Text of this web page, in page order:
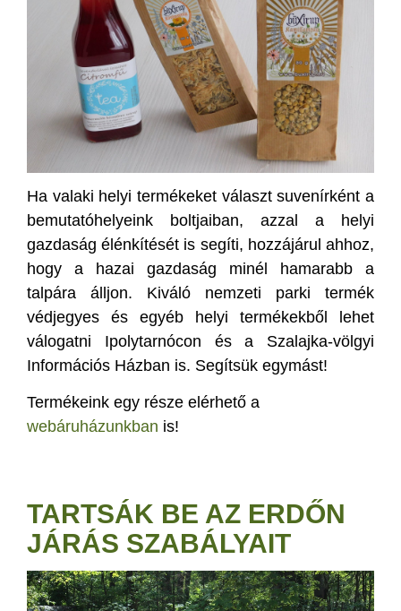
Ha valaki helyi termékeket választ suvenírként a
bemutatóhelyeink boltjaiban, azzal a helyi
gazdaság élénkítését is segíti, hozzájárul ahhoz,
hogy a hazai gazdaság minél hamarabb a
talpára álljon. Kiváló nemzeti parki termék
védjegyes és egyéb helyi termékekből lehet
válogatni Ipolytarnócon és a Szalajka-völgyi
Információs Házban is. Segítsük egymást!
Termékeink egy része elérhető a
webáruházunkban is!
TARTSÁK BE AZ ERDŐN
JÁRÁS SZABÁLYAIT